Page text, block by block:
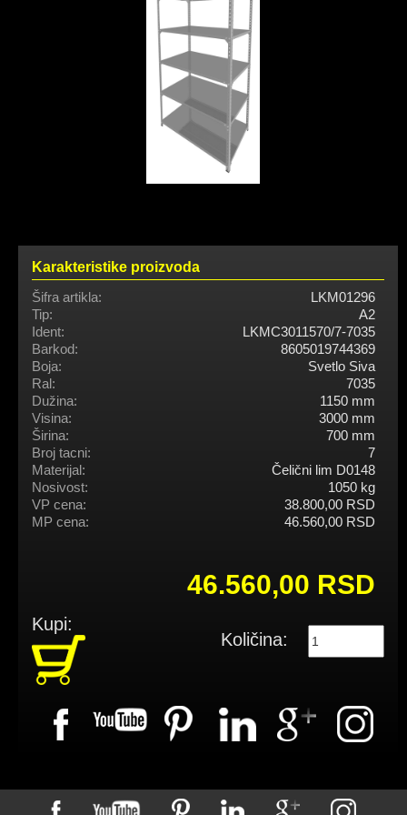
Karakteristike proizvoda
Šifra artikla:
LKM01296
Tip:
A2
Ident:
LKMC3011570/7-7035
Barkod:
8605019744369
Boja:
Svetlo Siva
Ral:
7035
Dužina:
1150 mm
Visina:
3000 mm
Širina:
700 mm
Broj tacni:
7
Materijal:
Čelični lim D0148
Nosivost:
1050 kg
VP cena:
38.800,00 RSD
MP cena:
46.560,00 RSD
46.560,00 RSD
Kupi:
Količina: